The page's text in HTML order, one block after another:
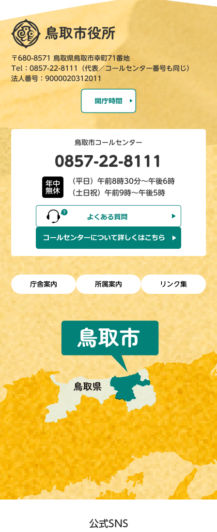
〒680-8571 鳥取県鳥取市幸町71番地
Tel：0857-22-8111（代表／コールセンター番号も同じ）
法人番号：9000020312011
鳥取市コールセンター
0857-22-8111
年中
無休
（平日）午前8時30分～午後6時
（土日祝）午前9時～午後5時
庁舎案内 所属案内 リンク集
公式SNS